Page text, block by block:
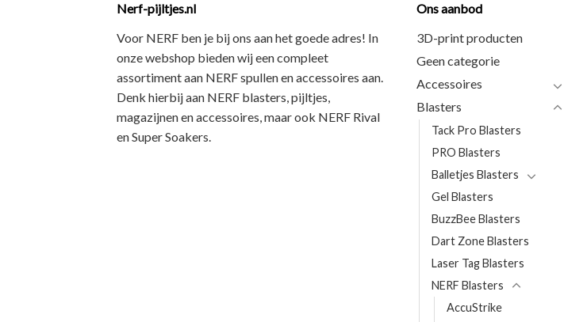
Nerf-pijltjes.nl
Voor NERF ben je bij ons aan het goede adres! In
onze webshop bieden wij eencompleet
assortimentaan NERF spullen en accessoires aan.
Denk hierbij aan NERF blasters, pijltjes,
magazijnen en accessoires, maar ook NERF Rival
en Super Soakers.
Ons aanbod
3D-print producten
Geen categorie
Accessoires
Blasters
Tack Pro Blasters
PRO Blasters
Balletjes Blasters
Gel Blasters
BuzzBee Blasters
Dart Zone Blasters
Laser Tag Blasters
NERF Blasters
AccuStrike